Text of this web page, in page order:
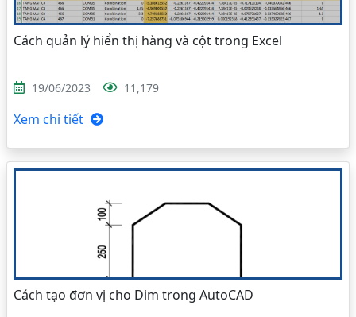
Cách quản lý hiển thị hàng và cột trong Excel
19/06/2023 11,179
Xem chi tiết
Cách tạo đơn vị cho Dim trong AutoCAD